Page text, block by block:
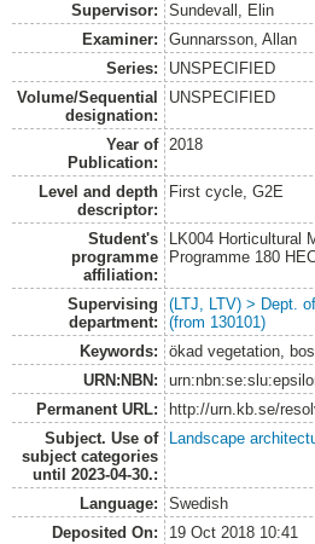
Supervisor:
Sundevall, Elin
Examiner:
Gunnarsson, Allan
Series:
UNSPECIFIED
Volume/Sequential
designation:
UNSPECIFIED
Year of
Publication:
2018
Level and depth
descriptor:
First cycle, G2E
Student's
programme
affiliation:
LK004 Horticultural
Programme 180
Supervising
department:
(LTJ, LTV) > Dept.
(from 130101)
Keywords:
ökad vegetation,
URN:NBN:
Permanent URL:
http://urn.kb.se/
Subject. Use of
subject categories
until 2023-04-30.:
Landscape
Language:
Swedish
Deposited On:
19 Oct 2018 10:41